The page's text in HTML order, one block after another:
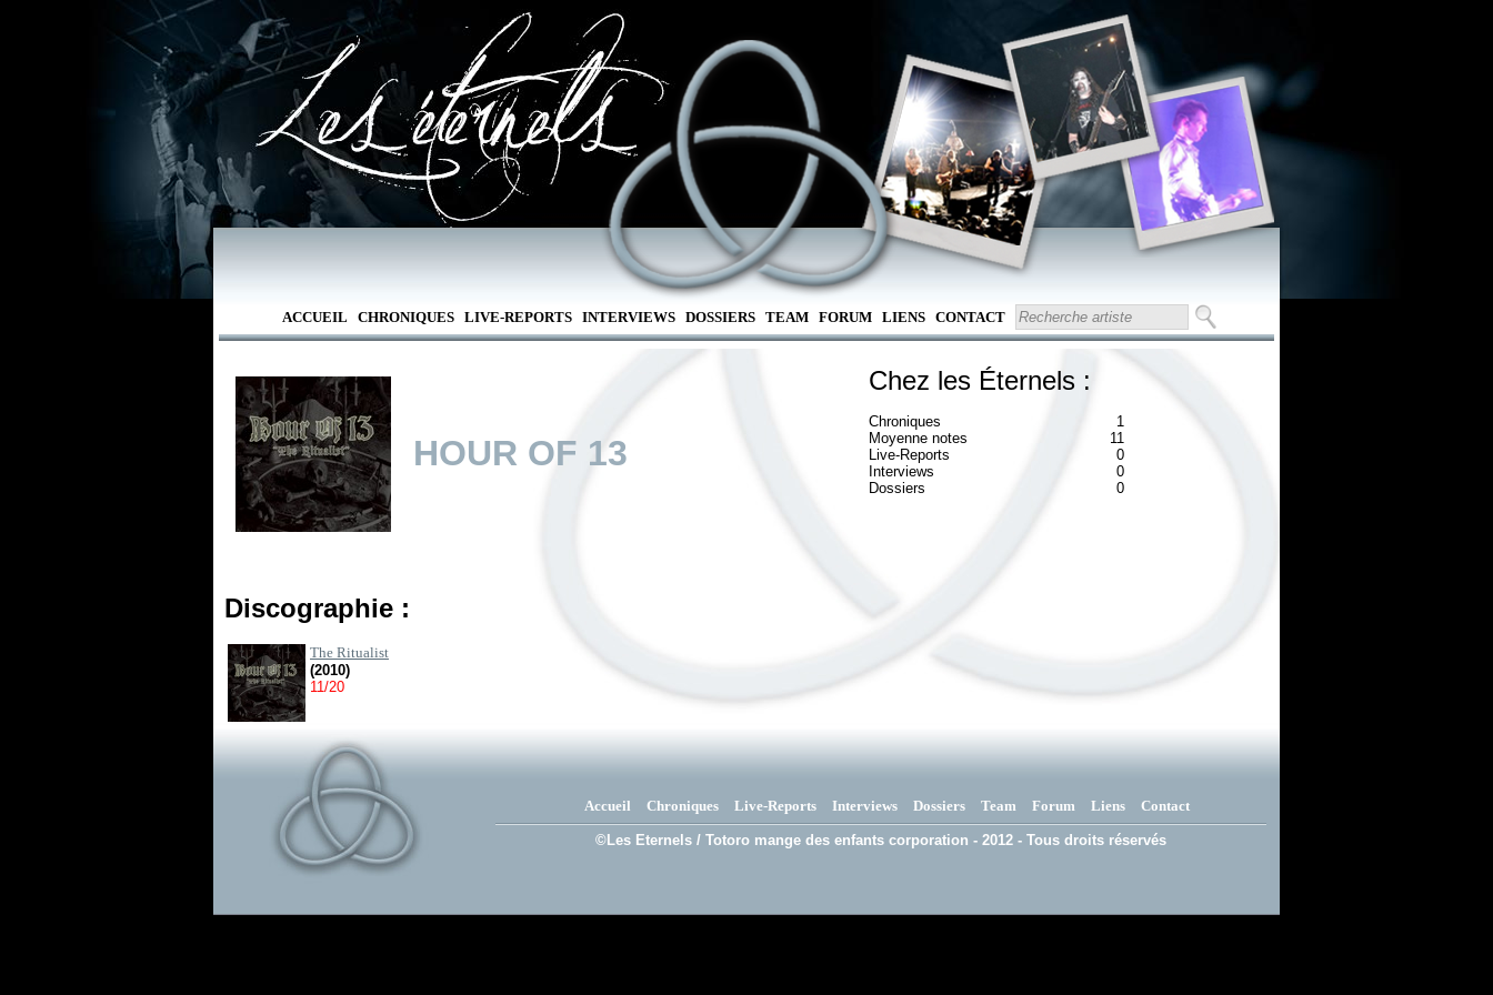
ACCUEIL CHRONIQUES LIVE-REPORTS INTERVIEWS DOSSIERS TEAM FORUM LIENS CONTACT
HOUR OF 13
Chez les Éternels :
Chroniques
1
Moyenne notes
11
Live-Reports
0
Interviews
0
Dossiers
0
Discographie :
The Ritualist
(2010)
11/20
Accueil Chroniques Live-Reports Interviews Dossiers Team Forum Liens Contact
©Les Eternels / Totoro mange des enfants corporation - 2012 - Tous droits réservés